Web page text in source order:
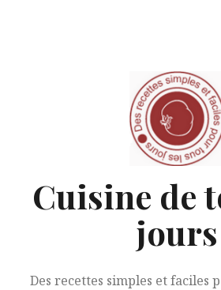
Cuisine de
jours
Des recettes simples et faciles